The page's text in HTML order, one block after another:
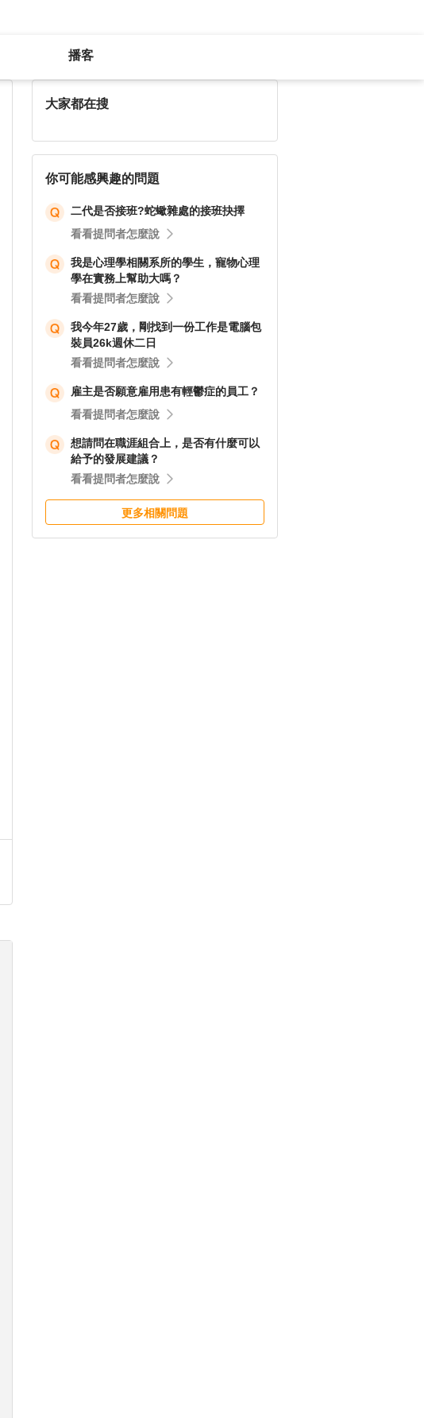
播客
大家都在搜
你可能感興趣的問題
二代是否接班?蛇蠍雜處的接班抉擇
看看提問者怎麼說
我是心理學相關系所的學生，寵物心理
學在實務上幫助大嗎？
看看提問者怎麼說
我今年27歲，剛找到一份工作是電腦包
裝員26k週休二日
看看提問者怎麼說
雇主是否願意雇用患有輕鬱症的員工？
看看提問者怎麼說
想請問在職涯組合上，是否有什麼可以
給予的發展建議？
看看提問者怎麼說
更多相關問題